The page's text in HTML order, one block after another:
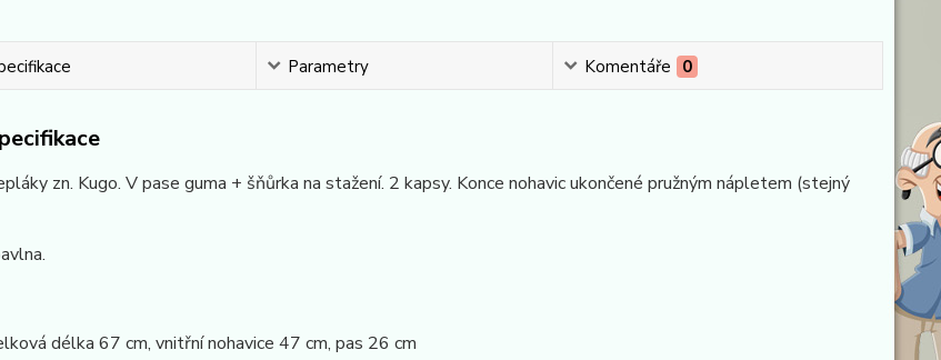
Parametry Komentáře 0
zn. Kugo. V pase guma + šňůrka na stažení. 2 kapsy. Konce nohavic ukončené pružným nápletem (stejný
délka 67 cm, vnitřní nohavice 47 cm, pas 26 cm